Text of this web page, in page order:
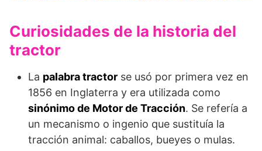
Curiosidades de la historia del
tractor
La palabra tractor se usó por primera vez en
1856 en Inglaterra y era utilizada como
sinónimo de Motor de Tracción. Se refería a
un mecanismo o ingenio que sustituía la
tracción animal: caballos, bueyes o mulas.